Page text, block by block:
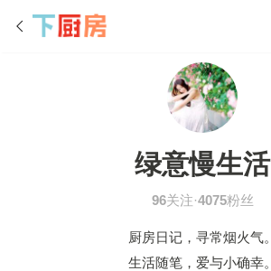
绿意慢生活
96关注·4075粉丝
厨房日记，寻常烟火气。
生活随笔，爱与小确幸。